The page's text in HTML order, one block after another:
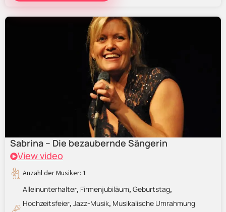
Sabrina – Die bezaubernde Sängerin
View video
Anzahl der Musiker: 1
Alleinunterhalter, Firmenjubiläum, Geburtstag,
Hochzeitsfeier, Jazz-Musik, Musikalische Umrahmung